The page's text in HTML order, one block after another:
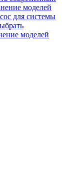
моделей
для системы
моделей